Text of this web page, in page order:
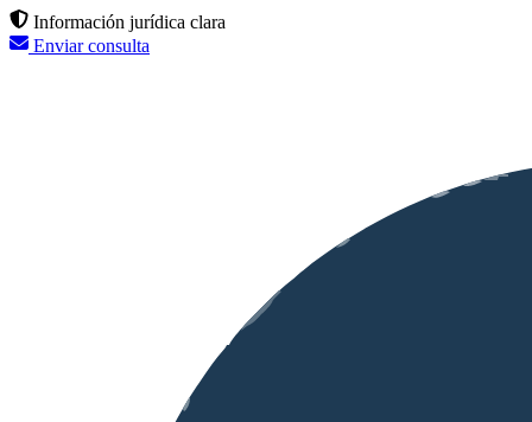
Información jurídica clara
Enviar consulta